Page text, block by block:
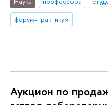
форум-практикум
Аукцион по